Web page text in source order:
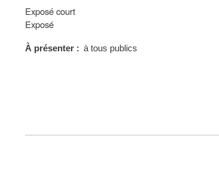
Type
de
présentation
au
congrès
Exposé court
Exposé
À présenter à tous publics
FOOTER